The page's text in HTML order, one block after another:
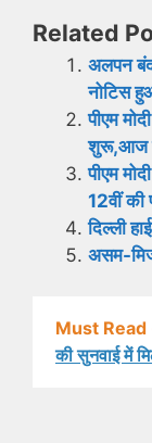
Related
अलपन
नोटिस
पीएम
शुरू,आज
पीएम
12वीं की
दिल्ली
असम-
Must Read
की सुनवाई में